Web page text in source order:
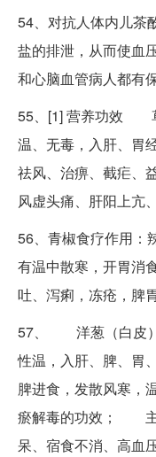
54、对抗人体内儿茶
盐的排泄，从而使血
和心脑血管病人都有
55、[1] 营养功效
温、无毒，入肝、
祛风、治痹、截疟
风虚头痛、肝阳上亢
56、青椒食疗作用
有温中散寒，开胃
吐、泻痢，冻疮，脾
57、 洋葱（白皮
性温，入肝、脾、
脾进食，发散风寒，
瘀解毒的功效； 主
呆、宿食不消、高血